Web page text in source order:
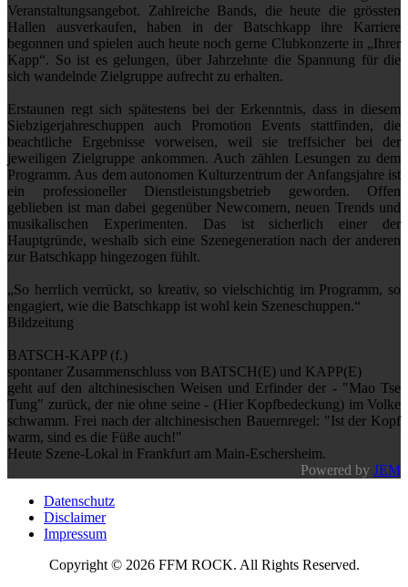
Veranstaltungsangebot. Zahlreiche Bands, die heute die grössten
Hallen ausverkaufen, haben in der Batschkapp ihre Karriere
begonnen und spielen auch heute noch gerne Clubkonzerte in „Ihrer
Kapp“. So ist es gelungen, über Jahrzehnte die Spannung für die
sich wandelnde Zielgruppe aufrecht zu erhalten.
Erstaunen regt sich spätestens bei der Erkenntnis, dass in diesem
Siebzigerjahreschuppen auch Promotion Events stattfinden, die
beachtliche Ergebnisse vorweisen, weil sie treffsicher bei der
jeweiligen Zielgruppe ankommen. Auch zählen Lesungen zu dem
Programm. Aus dem autonomen Kulturzentrum der Anfangsjahre ist
ein professioneller Dienstleistungsbetrieb geworden. Offen
geblieben ist man dabei gegenüber Newcomern, neuen Trends und
musikalischen Experimenten. Das ist sicherlich einer der
Hauptgründe, weshalb sich eine Szenegeneration nach der anderen
zur Batschkapp hingezogen fühlt.
„So herrlich verrückt, so kreativ, so vielschichtig im Programm, so
engagiert, wie die Batschkapp ist wohl kein Szeneschuppen.“
Bildzeitung
BATSCH-KAPP (f.)
spontaner Zusammenschluss von BATSCH(E) und KAPP(E)
geht auf den altchinesischen Weisen und Erfinder der - "Mao Tse
Tung" zurück, der nie ohne seine - (Hier Kopfbedeckung) im Volke
schwamm. Frei nach der altchinesischen Bauernregel: "Ist der Kopf
warm, sind es die Füße auch!"
Heute Szene-Lokal in Frankfurt am Main-Eschersheim.
Powered by JEM
Datenschutz
Disclaimer
Impressum
Copyright © 2026 FFM ROCK. All Rights Reserved.